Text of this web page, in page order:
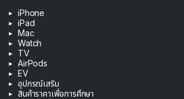
iPhone
iPad
Mac
Watch
TV
AirPods
EV
อุปกรณ์เสริม
สินค้าราคาเพื่อการศึกษา